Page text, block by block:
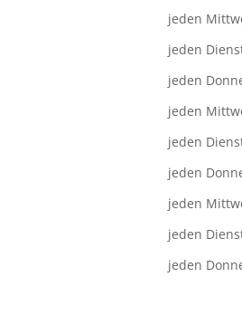
jeden
jeden
jeden
jeden
jeden
jeden
jeden
jeden
jeden